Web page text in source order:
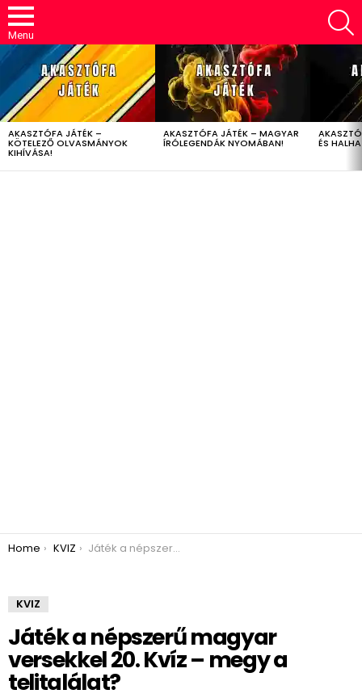
Menu
LATEST
STORIES
AKASZTÓFA JÁTÉK –
KÖTELEZŐ OLVASMÁNYOK
KIHÍVÁSA!
AKASZTÓFA JÁTÉK – MAGYAR
ÍRÓLEGENDÁK NYOMÁBAN! ÉS
You are here:
Home KVIZ Játék a népszerű magyar versekkel 20. Kvíz – megy a telitalálat?
KVIZ
Játék a népszerű magyar
versekkel 20. Kvíz – megy a
telitalálat?